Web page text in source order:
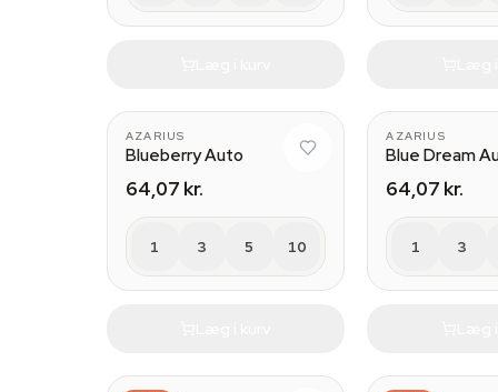
AZARIUS
Blueberry Auto
64,07 kr.
1 3 5 10
AZARIUS
Blue Dream
64,07 kr.
1 3